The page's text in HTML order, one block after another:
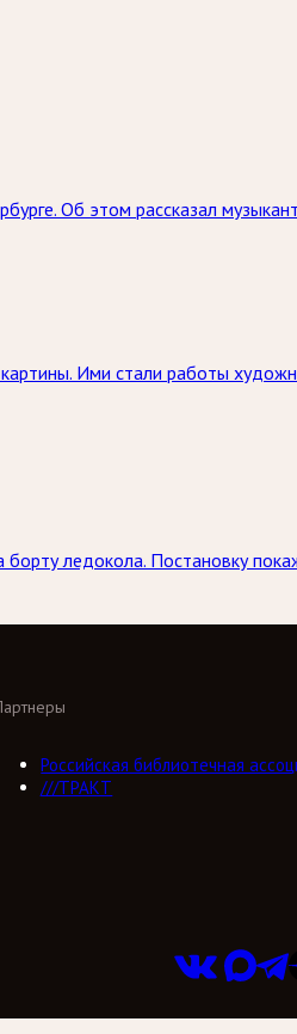
Об этом рассказал
Ими стали работы
ледокола. Постановку
Российская библиотечная
///ТРАКТ